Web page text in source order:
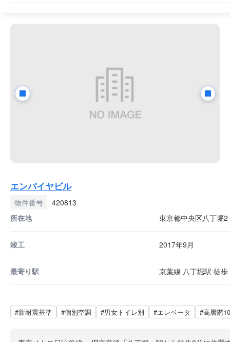
エンパイヤビル
物件番号
420813
所在地
東京都中央区八丁堀
竣工 2017年9月
最寄り駅 京葉線 八丁堀駅 徒
#新耐震基準 #個別空調 #男女トイレ別 #エレベータ #高層階